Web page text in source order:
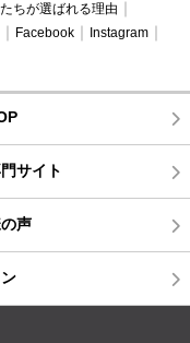
ちが選ばれる理由
Facebook
Instagram
サイト
声